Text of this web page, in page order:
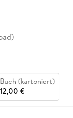
Buch (kartoniert)
12,00 €